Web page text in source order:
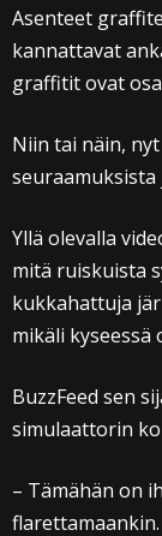
Asenteet
kannattavat
graffitit ovat
Niin tai näin,
seuraamuksista
Yllä olevalla
mitä ruiskuista
kukkahattuja
mikäli kyseessä
BuzzFeed sen
simulaattorin
– Tämähän on